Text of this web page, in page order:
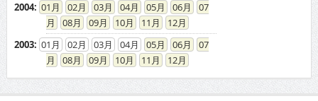
2004: 01 02 03 04 05 06
07
08
09 10 11
12
2003: 01 02 03 04 05 06
07
08
09 10 11 12